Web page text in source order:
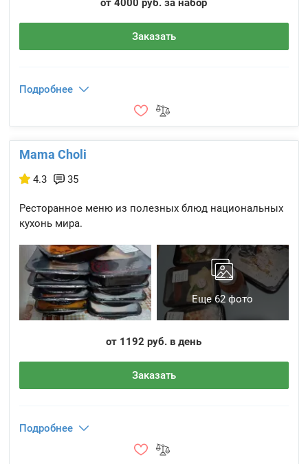
от 4000 руб. за набор
Заказать
Подробнее
Mama Choli
4.3 35
Ресторанное меню из полезных блюд национальных
кухонь мира.
Еще 62 фото
от 1192 руб. в день
Заказать
Подробнее